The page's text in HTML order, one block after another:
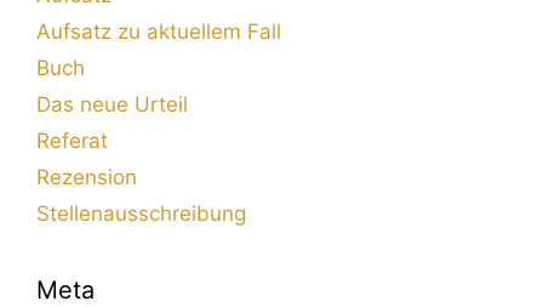
Aufsatz zu aktuellem Fall
Buch
Das neue Urteil
Referat
Rezension
Stellenausschreibung
Meta